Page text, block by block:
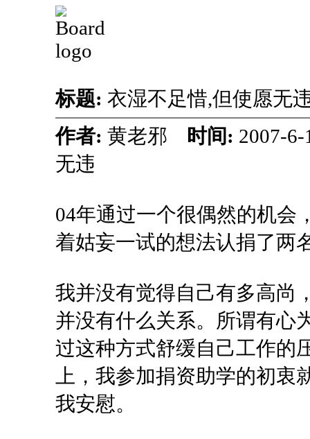
标题: 衣湿不足惜,但使愿无
作者: 黄老邪 时间: 2007-
无违
04年通过一个很偶然的机会
着姑妄一试的想法认捐了两
我并没有觉得自己有多高尚
并没有什么关系。所谓有心
过这种方式舒缓自己工作的
上，我参加捐资助学的初
我安慰。